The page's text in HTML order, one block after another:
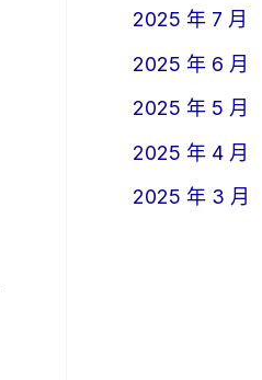
2025 年 7 月
2025 年 6 月
2025 年 5 月
2025 年 4 月
2025 年 3 月